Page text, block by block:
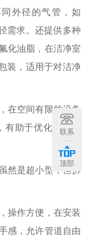
外径的气管，如
需求。还提供多种
化油脂，在洁净室
装，适用于对洁净
在空间有限的设备
助于优化空间利
然是超小型，但拆
操作方便，在安装
感，允许管道自由
联系
顶部